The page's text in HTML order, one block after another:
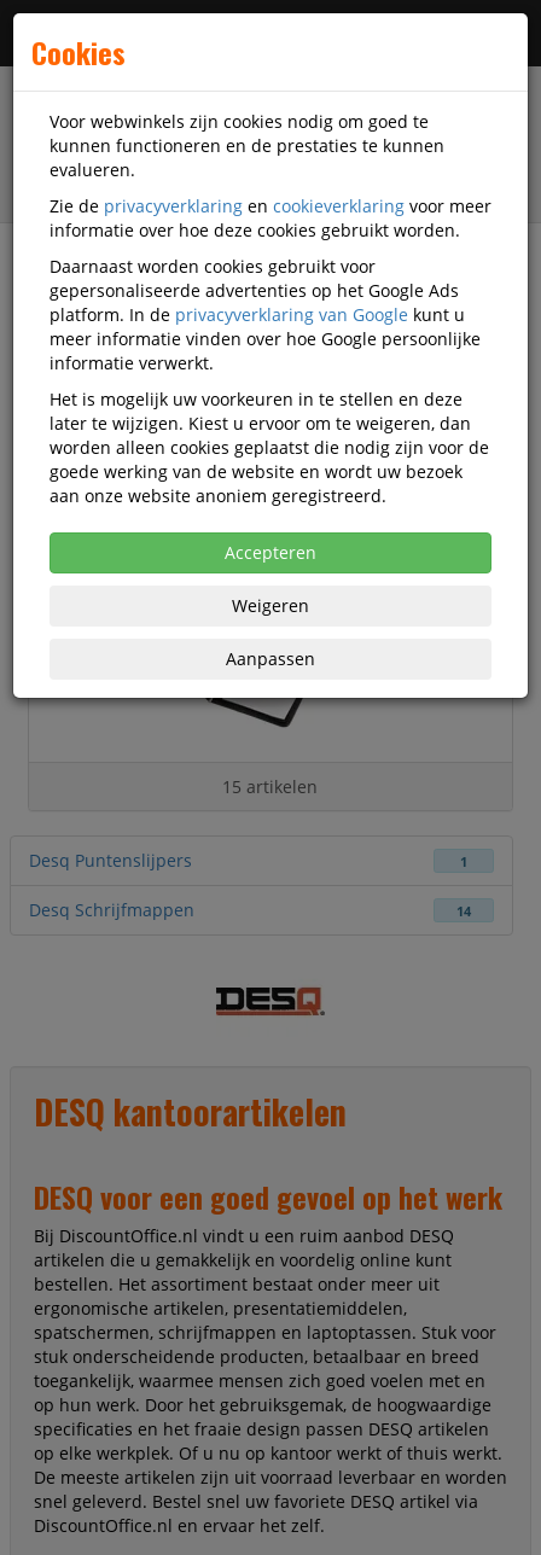
filter
Schrijfwaren Desq
Desq schrijfwaren
Desq Schrijfwaar-accessoires
15 artikelen
Desq Puntenslijpers 1
Desq Schrijfmappen 14
DESQ kantoorartikelen
DESQ voor een goed gevoel op het werk
Bij DiscountOffice.nl vindt u een ruim aanbod DESQ
artikelen die u gemakkelijk en voordelig online kunt
bestellen. Het assortiment bestaat onder meer uit
ergonomische artikelen, presentatiemiddelen,
spatschermen, schrijfmappen en laptoptassen. Stuk voor
stuk onderscheidende producten, betaalbaar en breed
toegankelijk, waarmee mensen zich goed voelen met en
op hun werk. Door het gebruiksgemak, de hoogwaardige
specificaties en het fraaie design passen DESQ artikelen
op elke werkplek. Of u nu op kantoor werkt of thuis werkt.
De meeste artikelen zijn uit voorraad leverbaar en worden
snel geleverd. Bestel snel uw favoriete DESQ artikel via
DiscountOffice.nl en ervaar het zelf.
Cookies
Voor webwinkels zijn cookies nodig om goed te
kunnen functioneren en de prestaties te kunnen
evalueren.
Zie de privacyverklaring en cookieverklaring voor meer
informatie over hoe deze cookies gebruikt worden.
Daarnaast worden cookies gebruikt voor
gepersonaliseerde advertenties op het Google Ads
platform. In de privacyverklaring van Google kunt u
meer informatie vinden over hoe Google persoonlijke
informatie verwerkt.
Het is mogelijk uw voorkeuren in te stellen en deze
later te wijzigen. Kiest u ervoor om te weigeren, dan
worden alleen cookies geplaatst die nodig zijn voor de
goede werking van de website en wordt uw bezoek
aan onze website anoniem geregistreerd.
Accepteren
Weigeren
Aanpassen